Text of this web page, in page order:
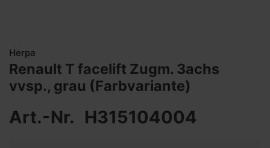
Herpa
Renault T facelift Zugm. 3achs
vvsp., grau (Farbvariante)
Art.-Nr. H315104004